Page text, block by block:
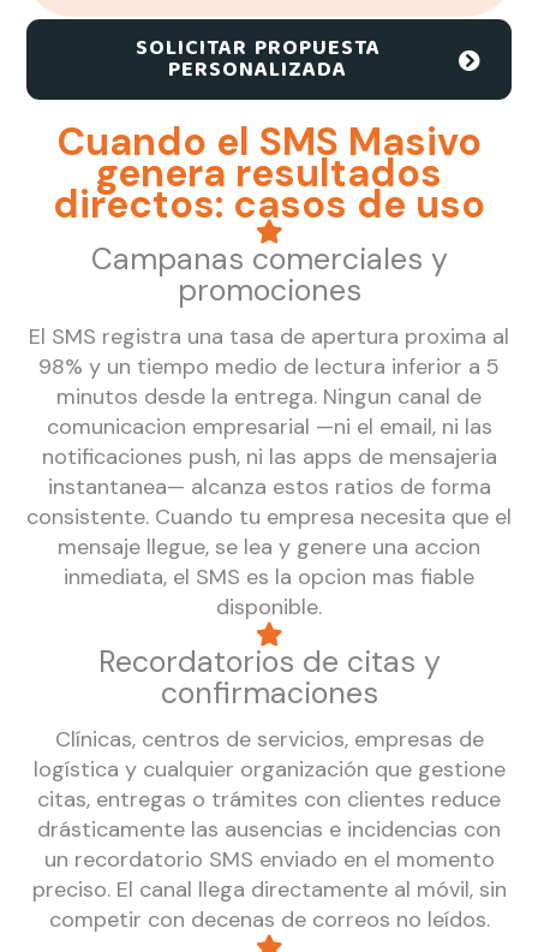
SOLICITAR PROPUESTA
PERSONALIZADA
Cuando el SMS Masivo
genera resultados
directos: casos de uso
Campanas comerciales y
promociones
El SMS registra una tasa de apertura proxima al
98% y un tiempo medio de lectura inferior a 5
minutos desde la entrega. Ningun canal de
comunicacion empresarial —ni el email, ni las
notificaciones push, ni las apps de mensajeria
instantanea— alcanza estos ratios de forma
consistente. Cuando tu empresa necesita que el
mensaje llegue, se lea y genere una accion
inmediata, el SMS es la opcion mas fiable
disponible.
Recordatorios de citas y
confirmaciones
Clínicas, centros de servicios, empresas de
logística y cualquier organización que gestione
citas, entregas o trámites con clientes reduce
drásticamente las ausencias e incidencias con
un recordatorio SMS enviado en el momento
preciso. El canal llega directamente al móvil, sin
competir con decenas de correos no leídos.